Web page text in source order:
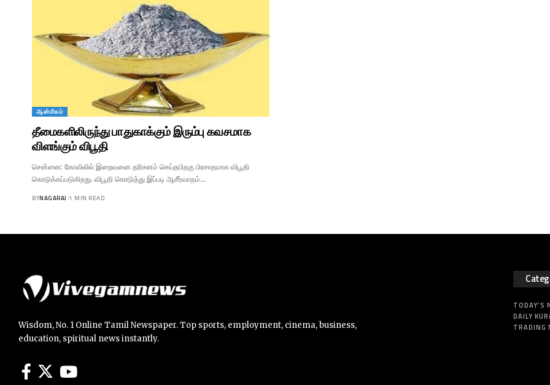
ஆன்மீகம்
தீமைகளிலிருந்து பாதுகாக்கும் இரும்பு கவசமாக
விளங்கும் விபூதி
சென்னை: கோவிலில் இறைவனை தரிசனம் செய்தபிறகு பிரசாதமாக விபூதி
கொடுக்கப்படுகிறது. விபூதி கொடுத்து இப்படி ஆசீர்வாதம்…
BYNAGARAJ 1 MIN READ
Wisdom, No. 1 Online Tamil Newspaper. Top sports, employment, cinema, business,
education, spiritual news instantly.
TODAY’S
DAILY
TRADING